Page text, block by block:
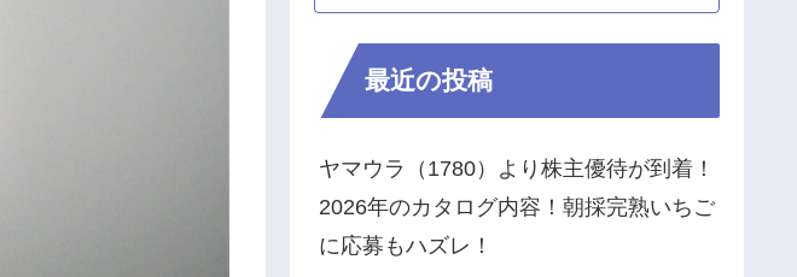
最近の投稿
ヤマウラ（1780）より株主優待が到着！
2026年のカタログ内容！朝採完熟いちご
に応募もハズレ！